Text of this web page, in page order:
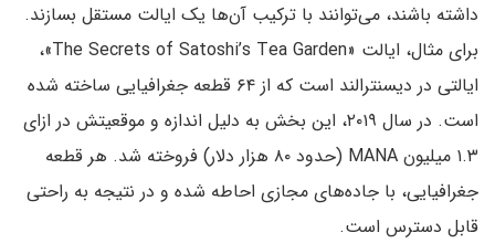
داشته باشند، می‌توانند با ترکیب آن‌ها یک ایالت مستقل بسازند.
برای مثال، ایالت «The Secrets of Satoshi’s Tea Garden»،
ایالتی در دیسنترالند است که از ۶۴ قطعه جغرافیایی ساخته شده
است. در سال ۲۰۱۹، این بخش به دلیل اندازه و موقعیتش در ازای
۱.۳ میلیون MANA (حدود ۸۰ هزار دلار) فروخته شد. هر قطعه
جغرافیایی، با جاده‌های مجازی احاطه شده و در نتیجه به راحتی
قابل دسترس است.